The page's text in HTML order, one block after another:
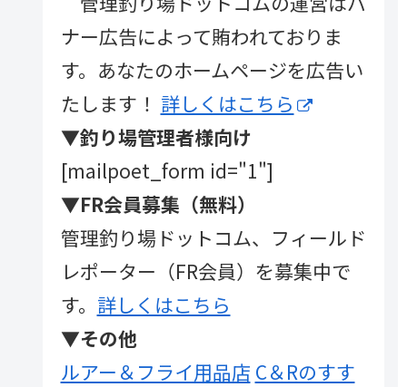
ナー広告によって賄われておりま
す。あなたのホームページを広告い
たします！ 詳しくはこちら
▼釣り場管理者様向け
[mailpoet_form id="1"]
▼FR会員募集（無料）
管理釣り場ドットコム、フィールド
レポーター（FR会員）を募集中で
す。 詳しくはこちら
▼その他
ルアー＆フライ用品店 C＆Rのすす